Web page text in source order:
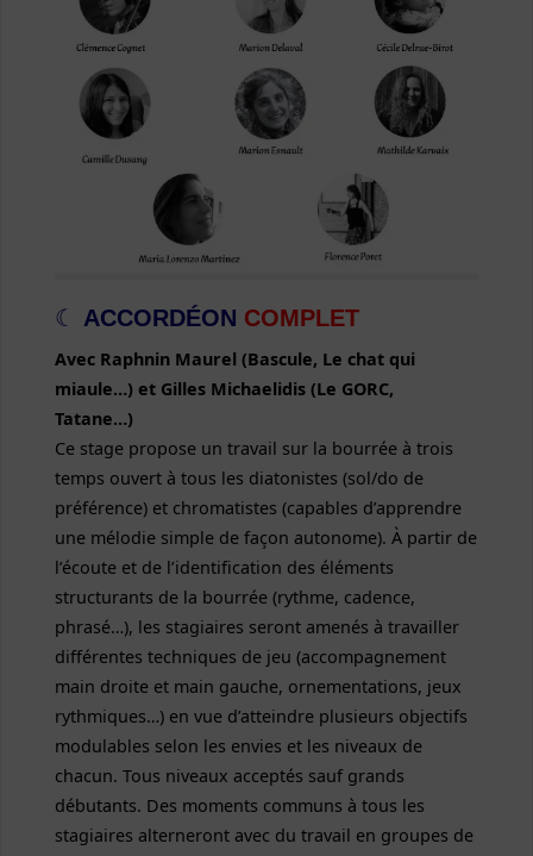
☾ ACCORDÉON COMPLET
Avec Raphnin Maurel (Bascule, Le chat qui
miaule…) et Gilles Michaelidis (Le GORC,
Tatane…)
Ce stage propose un travail sur la bourrée à trois
temps ouvert à tous les diatonistes (sol/do de
préférence) et chromatistes (capables d’apprendre
une mélodie simple de façon autonome). À partir de
l’écoute et de l’identification des éléments
structurants de la bourrée (rythme, cadence,
phrasé…), les stagiaires seront amenés à travailler
différentes techniques de jeu (accompagnement
main droite et main gauche, ornementations, jeux
rythmiques…) en vue d’atteindre plusieurs objectifs
modulables selon les envies et les niveaux de
chacun. Tous niveaux acceptés sauf grands
débutants. Des moments communs à tous les
stagiaires alterneront avec du travail en groupes de